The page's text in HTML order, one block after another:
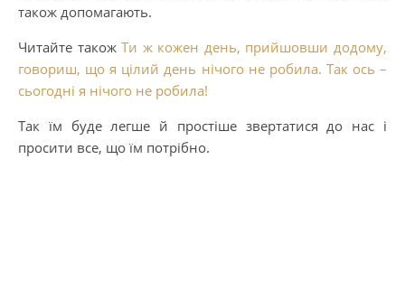
також допомагають.
Читайте такожТи ж кожен день, прийшовши додому,
говориш, що я цілий день нічого не робила. Так ось –
сьогодні я нічого не робила!
Так їм буде легше й простіше звертатися до нас і
просити все, що їм потрібно.